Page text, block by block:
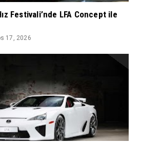
Festivali’nde LFA Concept ile
17, 2026